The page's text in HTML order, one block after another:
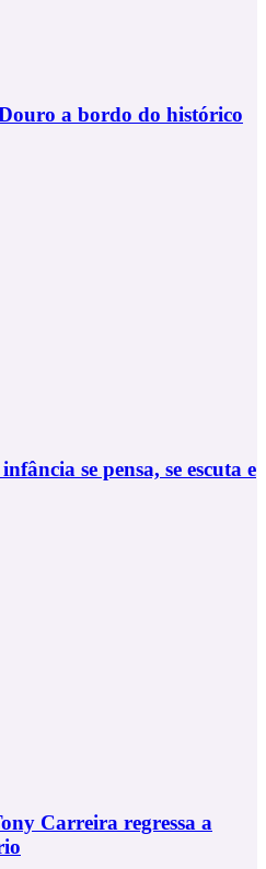
a bordo do histórico
se pensa, se escuta e
Carreira regressa a